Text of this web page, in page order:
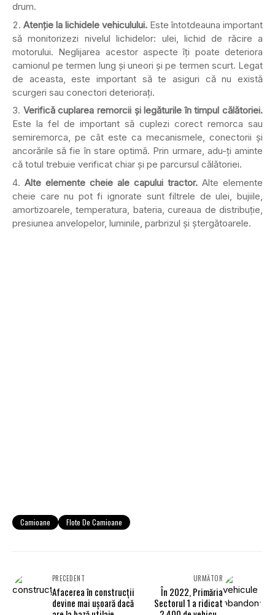
drum.
Atenție la lichidele vehiculului. Este întotdeauna important
să monitorizezi nivelul lichidelor: ulei, lichid de răcire a
motorului. Neglijarea acestor aspecte îți poate deteriora
camionul pe termen lung și uneori și pe termen scurt. Legat
de aceasta, este important să te asiguri că nu există
scurgeri sau conectori deteriorați.
Verifică cuplarea remorcii și legăturile în timpul călătoriei.
Este la fel de important să cuplezi corect remorca sau
semiremorca, pe cât este ca mecanismele, conectorii și
ancorările să fie în stare optimă. Prin urmare, adu-ți aminte
că totul trebuie verificat chiar și pe parcursul călătoriei.
Alte elemente cheie ale capului tractor. Alte elemente
cheie care nu pot fi ignorate sunt filtrele de ulei, bujiile,
amortizoarele, temperatura, bateria, cureaua de distribuție,
presiunea anvelopelor, luminile, parbrizul și ștergătoarele.
Camioane Flote De Camioane
PRECEDENT
Afacerea în construcții
devine mai ușoară dacă
URMĂTOR
În 2022, Primăria
Sectorul 1 a ridicat